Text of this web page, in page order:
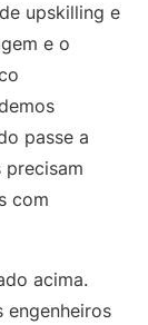
upskilling e
e o
passe a
com
acima.
engenheiros